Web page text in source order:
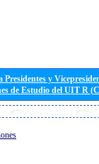
Presidentes y
de Estudio del UIT R